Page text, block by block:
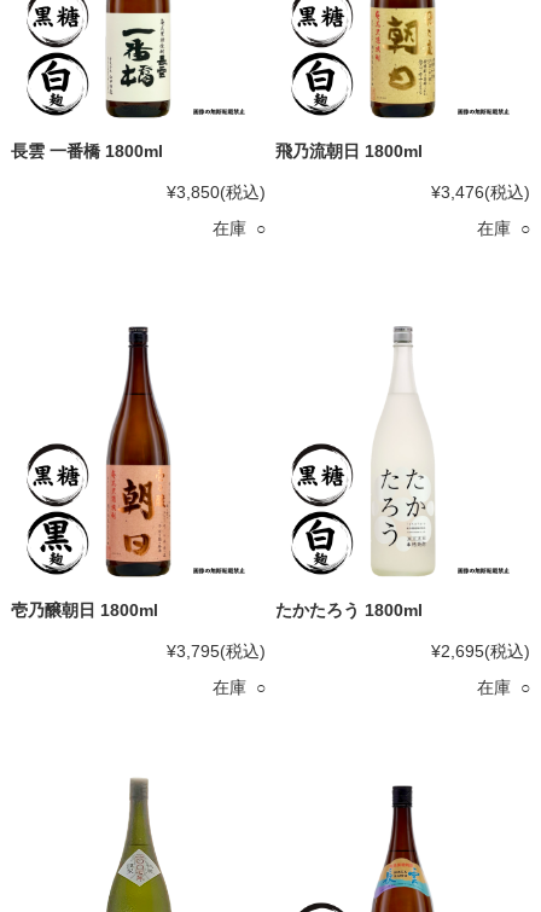
長雲 一番橋 1800ml
¥3,850(税込)
在庫 ○
飛乃流朝日 1800ml
¥3,476(税込)
在庫 ○
壱乃醸朝日 1800ml
¥3,795(税込)
在庫 ○
たかたろう 1800ml
¥2,695(税込)
在庫 ○